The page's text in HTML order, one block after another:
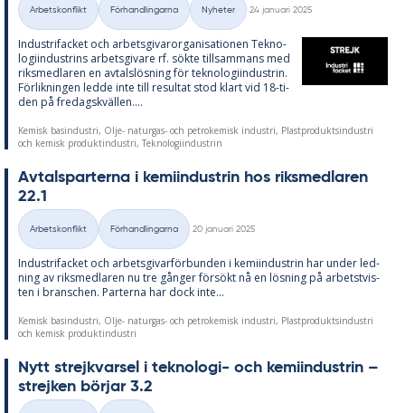
Kategorier
Arbetskonflikt Förhandlingarna Nyheter
24 januari 2025
In­du­stri­fac­ket och ar­bets­gi­var­or­ga­ni­sa­tio­nen Tek­no­
lo­gi­in­du­strins ar­bets­gi­va­re rf. sök­te till­sam­mans med
riks­med­la­ren en av­tals­lös­ning för tek­no­lo­gi­in­du­strin.
För­lik­ning­en led­de inte till re­sul­tat stod klart vid 18-ti­
den på fre­dags­kväl­len....
Kemisk basindustri, Olje- naturgas- och petrokemisk industri, Plastproduktsindustri
och kemisk produktindustri, Teknologiindustrin
Av­tals­par­ter­na i ke­mi­in­du­strin hos riks­med­la­ren
22.1
Kategorier
Arbetskonflikt Förhandlingarna
20 januari 2025
In­du­stri­fac­ket och ar­bets­gi­var­för­bun­den i ke­mi­in­du­strin har un­der led­
ning av riks­med­la­ren nu tre gång­er för­sökt nå en lös­ning på ar­bets­tvis­
ten i branschen. Par­ter­na har dock inte...
Kemisk basindustri, Olje- naturgas- och petrokemisk industri, Plastproduktsindustri
och kemisk produktindustri
Nytt strejk­var­sel i tek­no­lo­gi- och ke­mi­in­du­strin –
strej­ken bör­jar 3.2